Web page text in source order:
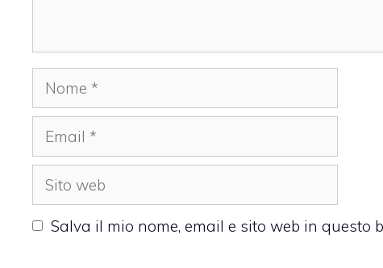
Nome
Email
Sito
web
Salva il mio nome, email e sito web in questo